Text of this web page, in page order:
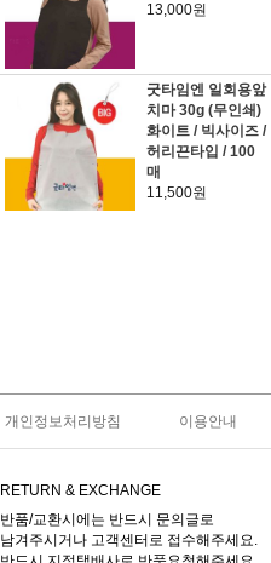
13,000원
굿타임엔 일회용앞
치마 30g (무인쇄)
화이트 / 빅사이즈 /
허리끈타입 / 100
매
11,500원
개인정보처리방침 이용안내
RETURN & EXCHANGE
반품/교환시에는 반드시 문의글로
남겨주시거나 고객센터로 접수해주세요.